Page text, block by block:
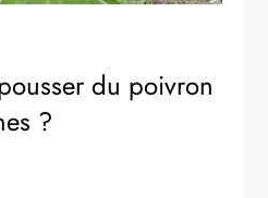
du poivron
?